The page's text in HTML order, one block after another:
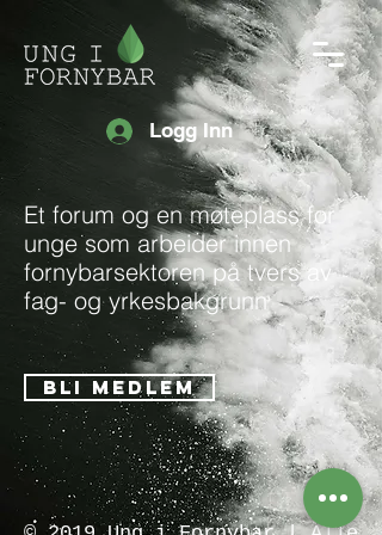
Logg Inn
Et forum og en møteplass for
unge som arbeider innen
fornybarsektoren på tvers av
fag- og yrkesbakgrunn
BLI MEDLEM